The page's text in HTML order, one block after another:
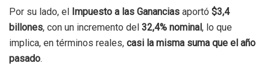
Por su lado, el Impuesto a las Ganancias aportó $3,4
billones, con un incremento del 32,4% nominal , lo que
implica, en términos reales, casi la misma suma que el año
pasado.